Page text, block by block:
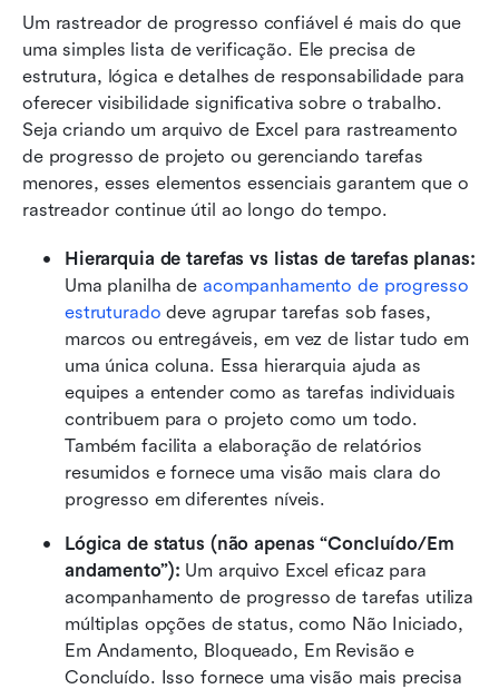
Um rastreador de progresso confiável é mais do que
uma simples lista de verificação. Ele precisa de
estrutura, lógica e detalhes de responsabilidade para
oferecer visibilidade significativa sobre o trabalho.
Seja criando um arquivo de Excel para rastreamento
de progresso de projeto ou gerenciando tarefas
menores, esses elementos essenciais garantem que o
rastreador continue útil ao longo do tempo.
Uma planilha de acompanhamento de progresso
estruturado deve agrupar tarefas sob fases,
marcos ou entregáveis, em vez de listar tudo em
uma única coluna. Essa hierarquia ajuda as
equipes a entender como as tarefas individuais
contribuem para o projeto como um todo.
Também facilita a elaboração de relatórios
resumidos e fornece uma visão mais clara do
progresso em diferentes níveis.
Lógica de status (não apenas “Concluído/Em
andamento”): Um arquivo Excel eficaz para
acompanhamento de progresso de tarefas utiliza
múltiplas opções de status, como Não Iniciado,
Em Andamento, Bloqueado, Em Revisão e
Concluído. Isso fornece uma visão mais precisa